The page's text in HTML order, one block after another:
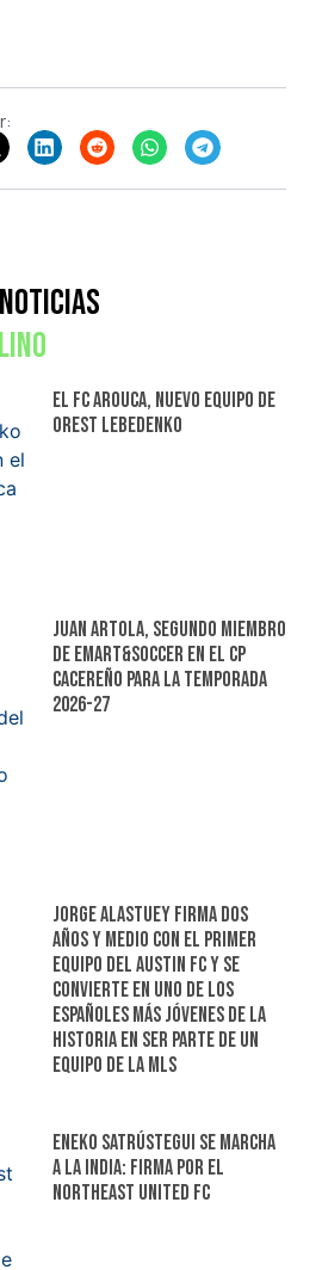
El FC Arouca, nuevo equipo de
Orest Lebedenko
Juan Artola, segundo miembro
de Emart&Soccer en el CP
Cacereño para la temporada
2026-27
Jorge Alastuey firma dos
años y medio con el primer
equipo del Austin FC y se
convierte en uno de los
españoles más jóvenes de la
historia en ser parte de un
equipo de la MLS
Eneko Satrústegui se marcha
a la India: firma por el
NorthEast United FC